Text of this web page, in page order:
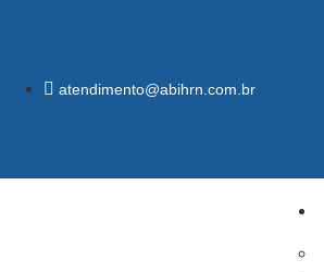
atendimento@abihrn.com.br